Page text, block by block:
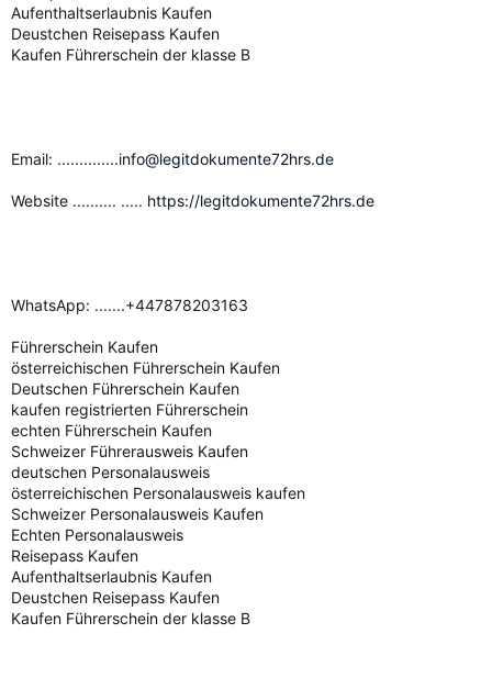
Aufenthaltserlaubnis Kaufen
Deustchen Reisepass Kaufen
Kaufen Führerschein der klasse B
Email: ..............info@legitdokumente72hrs.de
Website .......... ..... https://legitdokumente72hrs.de
WhatsApp: .......+447878203163
Führerschein Kaufen
österreichischen Führerschein Kaufen
Deutschen Führerschein Kaufen
kaufen registrierten Führerschein
echten Führerschein Kaufen
Schweizer Führerausweis Kaufen
deutschen Personalausweis
österreichischen Personalausweis kaufen
Schweizer Personalausweis Kaufen
Echten Personalausweis
Reisepass Kaufen
Aufenthaltserlaubnis Kaufen
Deustchen Reisepass Kaufen
Kaufen Führerschein der klasse B